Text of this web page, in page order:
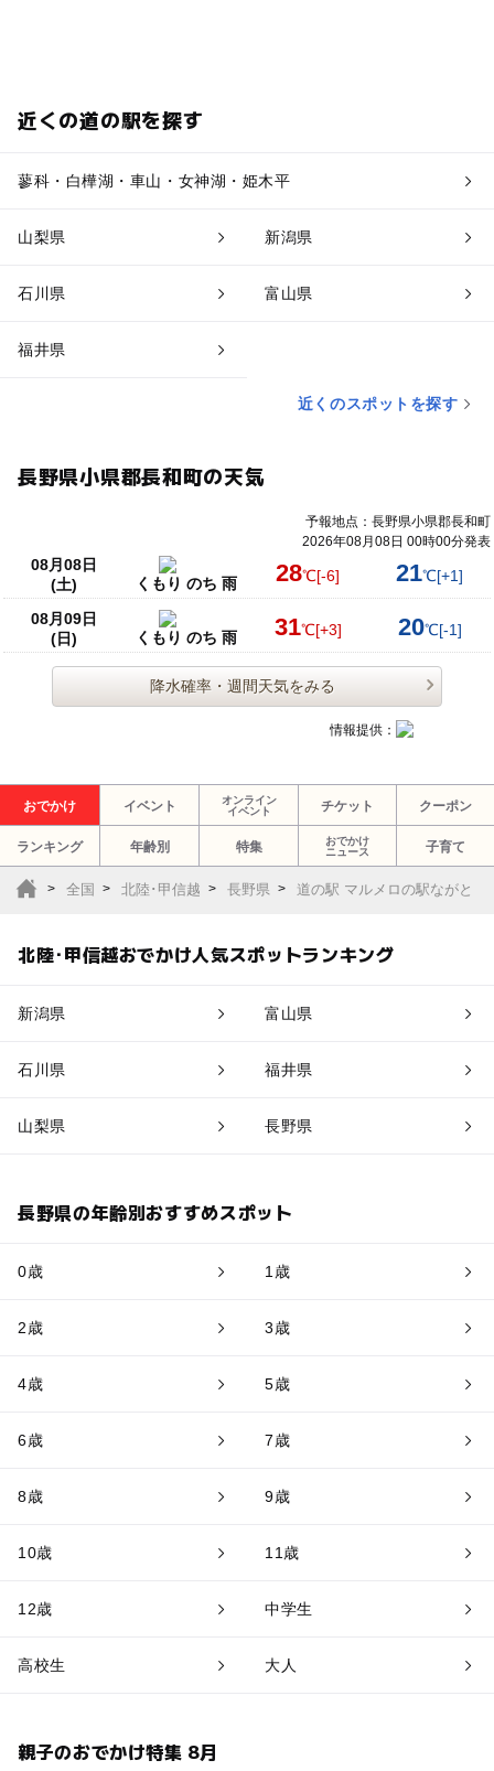
近くの道の駅を探す
蓼科・白樺湖・車山・女神湖・姫木平
山梨県 新潟県
石川県 富山県
福井県
近くのスポットを探す
長野県小県郡長和町の天気
予報地点：長野県小県郡長和町
2026年08月08日 00時00分発表
08月08日
(土)
くもり のち 雨 28℃[-6] 21℃[+1]
08月09日
(日)
くもり のち 雨 31℃[+3] 20℃[-1]
降水確率・週間天気をみる
情報提供：
おでかけ イベント
オンライン
イベント
チケット クーポン
ランキング 年齢別 特集
おでかけ
ニュース
子育て
全国 北陸･甲信越 長野県 道の駅 マルメロの駅ながと
北陸･甲信越おでかけ人気スポットランキング
新潟県 富山県
石川県 福井県
山梨県 長野県
長野県の年齢別おすすめスポット
0歳 1歳
2歳 3歳
4歳 5歳
6歳 7歳
8歳 9歳
10歳 11歳
12歳 中学生
高校生 大人
親子のおでかけ特集 8月